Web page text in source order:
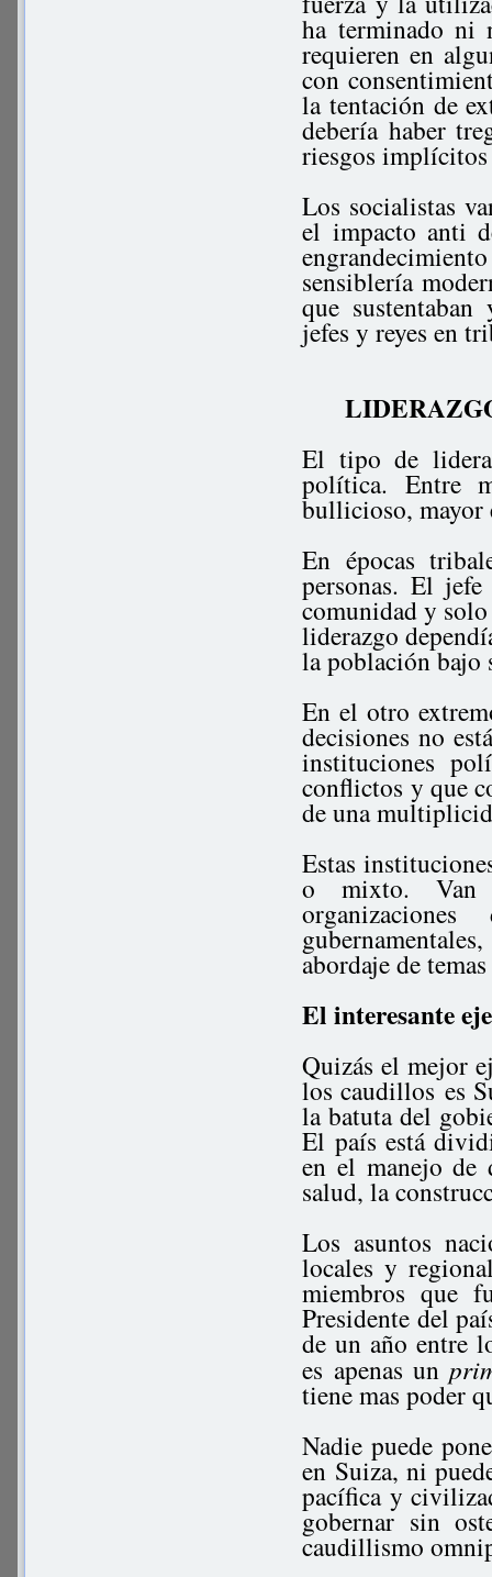
ha terminado ni
requieren en
con
la tentación de
debería haber
riesgos implícitos
Los socialistas
el impacto anti
sensiblería
que
jefes y reyes en
El tipo de
política. Entre
bullicioso, mayor
En épocas
personas. El
comunidad y
liderazgo
la población
En el otro
decisiones no
instituciones
conflictos y que
de una
Estas
o mixto. Van
abordaje de
El interesante
Quizás el mejor
los caudillos es
la batuta del
El país está
en el manejo de
salud, la
Los asuntos
locales y
miembros que
Presidente del
de un año entre
es apenas un
tiene mas poder
Nadie puede
en Suiza, ni
pacífica y
gobernar sin
caudillismo